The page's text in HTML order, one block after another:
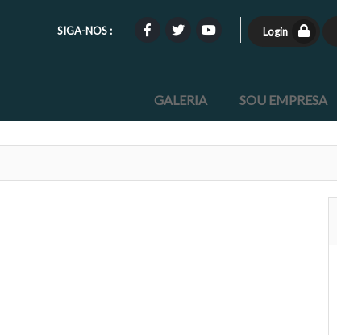
SIGA-NOS : Login
GALERIA SOU EMPRESA